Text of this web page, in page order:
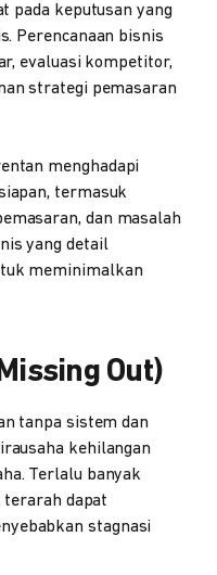
pada keputusan yang
Perencanaan bisnis
evaluasi kompetitor,
strategi pemasaran
menghadapi
termasuk
dan masalah
yang detail
meminimalkan
Out)
tanpa sistem dan
kehilangan
Terlalu banyak
terarah dapat
stagnasi